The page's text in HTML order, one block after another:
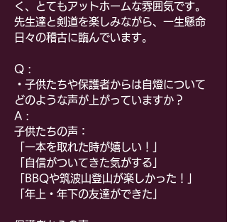
く、とてもアットホームな雰囲気です。
先生達と剣道を楽しみながら、一生懸命
日々の稽古に臨んでいます。
Q :
・子供たちや保護者からは自燈について
どのような声が上がっていますか？
A :
子供たちの声：
「一本を取れた時が嬉しい！」
「自信がついてきた気がする」
BBQや筑波山登山が楽しかった！」
年上・年下の友達ができた」